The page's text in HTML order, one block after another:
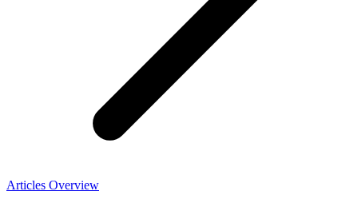
Articles Overview